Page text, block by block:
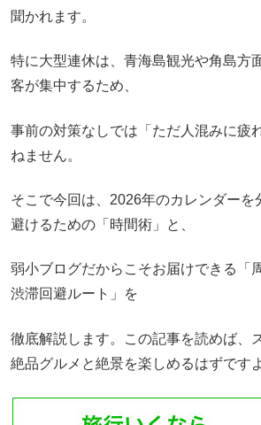
聞かれます。
特に大型連休は、青海島観光や角島方
客が集中するため、
事前の対策なしでは「ただ人混みに疲
ねません。
そこで今回は、2026年のカレンダーを
避けるための「時間術」と、
弱小ブログだからこそお届けできる「
渋滞回避ルート」を
徹底解説します。この記事を読めば、
絶品グルメと絶景を楽しめるはずです